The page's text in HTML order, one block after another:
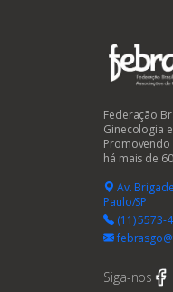
Federação
Ginecologia
Promovendo
há mais de
Av.
Paulo/SP
(11) 5573-
Siga-nos